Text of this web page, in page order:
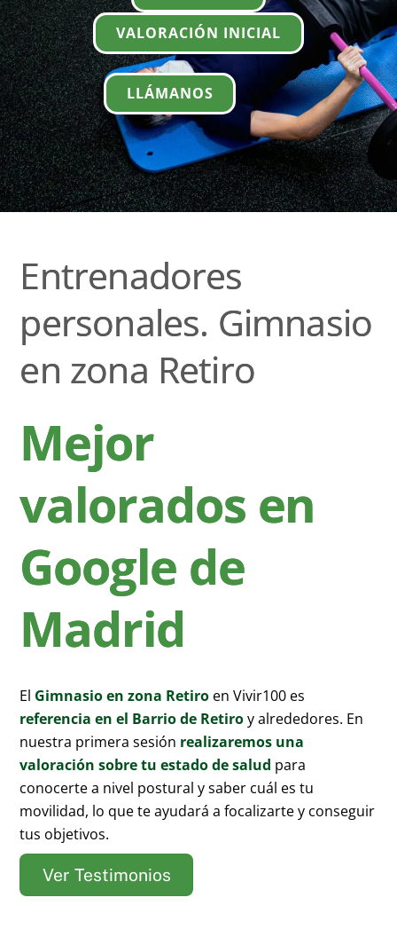
VALORACIÓN INICIAL
LLÁMANOS
Entrenadores
personales. Gimnasio
en zona Retiro
Mejor
valorados en
Google de
Madrid
El Gimnasio en zona Retiro en Vivir100 es
referencia en el Barrio de Retiroy alrededores. En
nuestra primera sesión realizaremos una
valoración sobre tu estado de salud para
conocerte a nivel postural y saber cuál es tu
movilidad, lo que te ayudará a focalizarte y conseguir
tus objetivos.
Ver Testimonios